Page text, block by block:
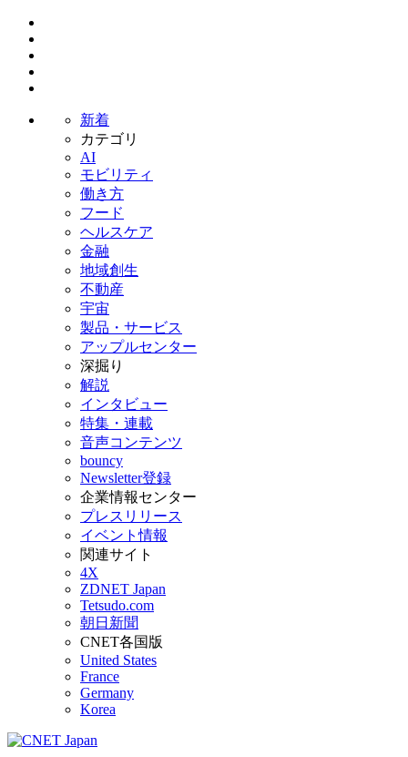
新着
カテゴリ
AI
モビリティ
働き方
フード
ヘルスケア
金融
地域創生
不動産
宇宙
製品・サービス
アップルセンター
深掘り
解説
インタビュー
特集・連載
音声コンテンツ
bouncy
Newsletter登録
企業情報センター
プレスリリース
イベント情報
関連サイト
4X
ZDNET Japan
Tetsudo.com
朝日新聞
CNET各国版
United States
France
Germany
Korea